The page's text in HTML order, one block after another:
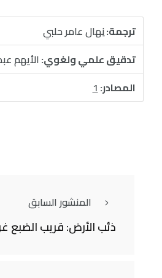
ترجمة:نِهال عامر حلبي
تدقيق علمي ولغوي:الأيهم
المصادر:1
المنشور السابق
ذئب الأرض: قريب الضبع